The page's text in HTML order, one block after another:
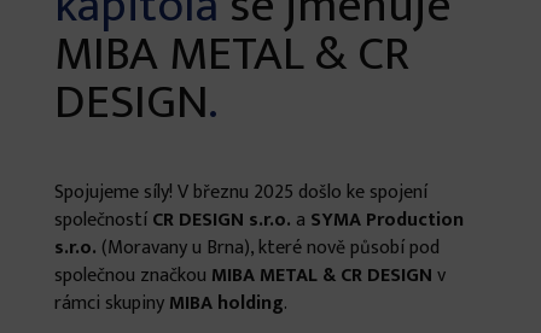
MIBA METAL & CR
DESIGN.
Spojujeme síly! V březnu 2025 došlo ke spojení
společnostíCR DESIGN s.r.o. a SYMA Production
s.r.o. (Moravany u Brna), které nově působí pod
společnou značkou MIBA METAL & CR DESIGNv
rámci skupinyMIBA holding.